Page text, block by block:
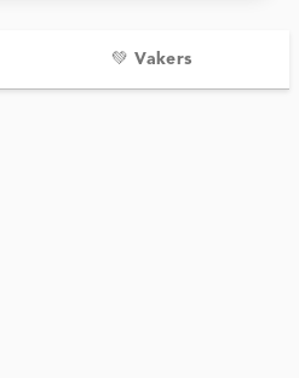
💚 Vakers